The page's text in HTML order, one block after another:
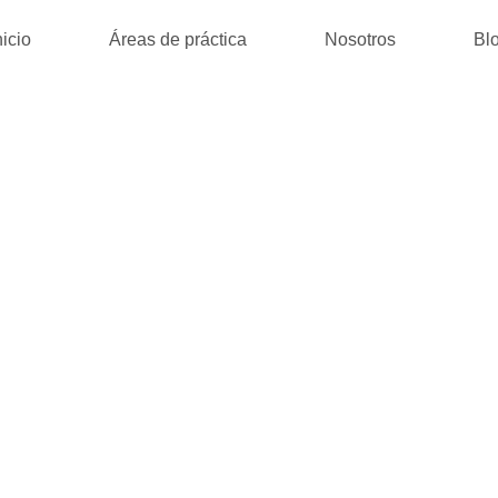
Áreas de práctica Nosotros